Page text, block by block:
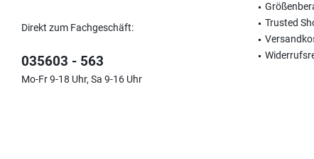
Direkt zum Fachgeschäft:
035603 - 563
Mo-Fr 9-18 Uhr, Sa 9-16 Uhr
Trusted